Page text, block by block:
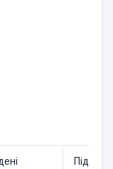
Підпис